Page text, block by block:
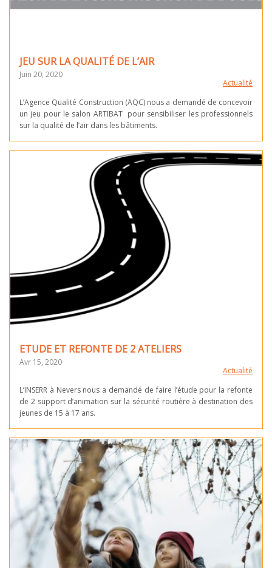
JEU SUR LA QUALITÉ DE L’AIR
Juin 20, 2020
Actualité
L’Agence Qualité Construction (AQC) nous a demandé de concevoir
un jeu pour le salon ARTIBAT pour sensibiliser les professionnels
sur la qualité de l’air dans les bâtiments.
ETUDE ET REFONTE DE 2 ATELIERS
Avr 15, 2020
Actualité
L’INSERR à Nevers nous a demandé de faire l’étude pour la refonte
de 2 support d’animation sur la sécurité routière à destination des
jeunes de 15 à 17 ans.